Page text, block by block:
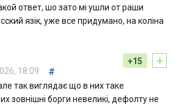
ответ, шо зато мі ушли от раши
язік, уже все придумано, на коліна
+
+15
18:09
#
так виглядає що в них таке
зовнішні борги невеликі, дефолту не